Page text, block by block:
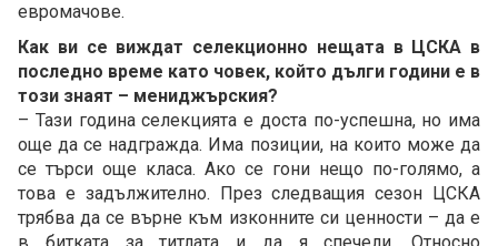
евромачове.
Как ви се виждат селекционно нещата в ЦСКА в
последно време като човек, който дълги години е в
този знаят – мениджърския?
– Тази година селекцията е доста по-успешна, но има
още да се надгражда. Има позиции, на които може да
се търси още класа. Ако се гони нещо по-голямо, а
това е задължително. През следващия сезон ЦСКА
трябва да се върне към изконните си ценности – да е